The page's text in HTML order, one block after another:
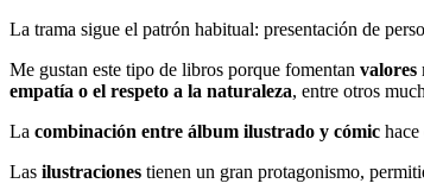
La trama sigue el patrón habitual: presentación de
Me gustan este tipo de libros porque fomentan valores
empatía o el respeto a la naturaleza, entre otros
La combinación entre álbum ilustrado y cómic
Las ilustraciones tienen un gran protagonismo,